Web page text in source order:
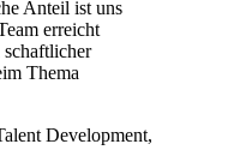
Anteil ist uns
erreicht
schaftlicher
Thema
Development,